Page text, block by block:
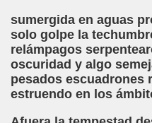
sumergida en aguas
solo golpe la
relámpagos
oscuridad y algo
pesados escuadrones
estruendo en los
Colodrero y Ángel